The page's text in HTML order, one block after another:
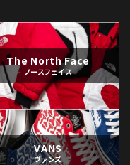
The North Face
ノースフェイス
VANS
ヴァンズ